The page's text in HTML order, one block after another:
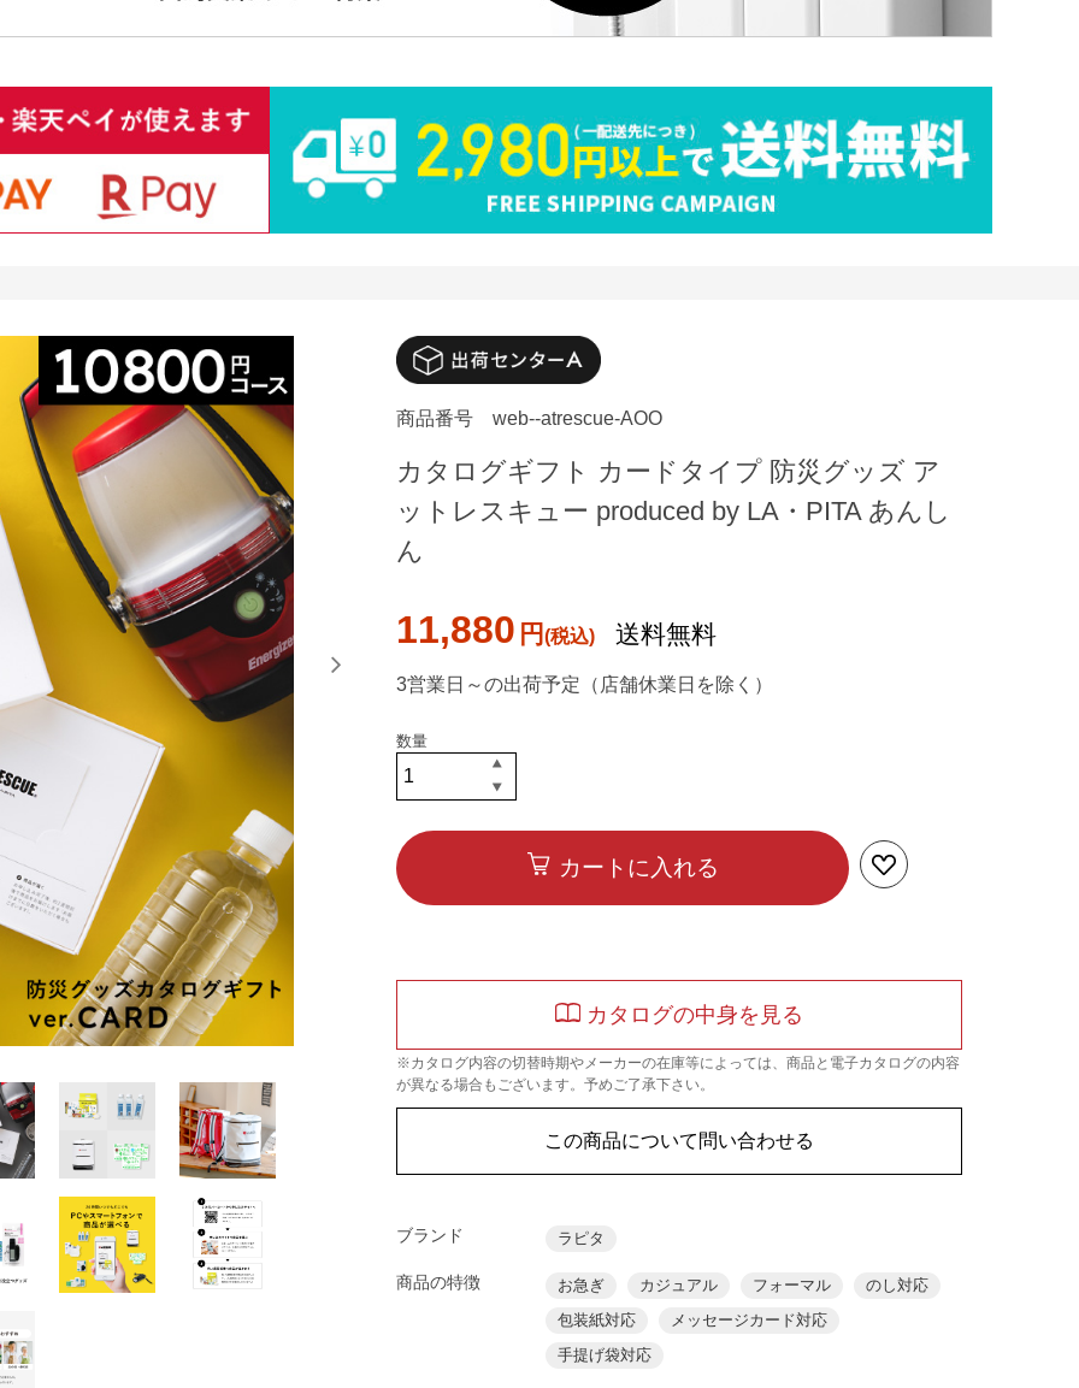
商品番号 web--atrescue-AOO
カタログギフト カードタイプ 防災グッズ ア
ットレスキュー produced by LA・PITA あんし
ん
11,880 円 送料無料
3営業日～の出荷予定（店舗休業日を除く）
カートに入れる
カタログの中身を見る
※カタログ内容の切替時期やメーカーの在庫等によっては、商品と電子カタログの内容
が異なる場合もございます。予めご了承下さい。
この商品について問い合わせる
ブランド ラピタ
商品の特徴 お急ぎ カジュアル フォーマル
のし対応
包装紙対応
メッセージカード対応
手提げ袋対応